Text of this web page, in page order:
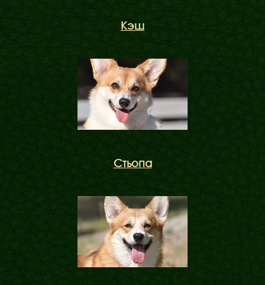
Кэш
Стьопа